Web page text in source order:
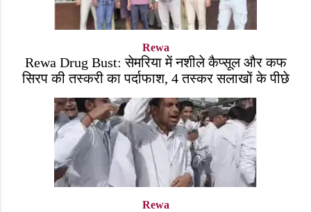
Rewa
Rewa Drug Bust: सेमरिया में नशीले कैप्सूल और कफ
सिरप की तस्करी का पर्दाफाश, 4 तस्कर सलाखों के पीछे
Rewa